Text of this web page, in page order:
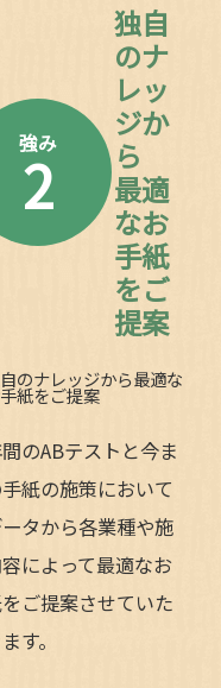
強み
2
独自
のナ
レッ
ジか
ら
最適
なお
手紙
をご
提案
のABテストと今ま
紙の施策において
タから各業種や施
によって最適なお
ご提案させていた
す。